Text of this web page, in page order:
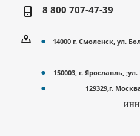
8 800 707-47-39
14000 г. Смоленск, ул.
150003, г. Ярославль,
129329,г.
ИНН